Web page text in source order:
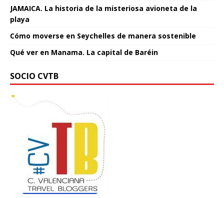
JAMAICA. La historia de la misteriosa avioneta de la
playa
Cómo moverse en Seychelles de manera sostenible
Qué ver en Manama. La capital de Baréin
SOCIO CVTB